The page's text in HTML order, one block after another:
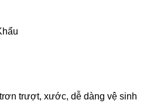
trượt, xước, dễ dàng vệ sinh